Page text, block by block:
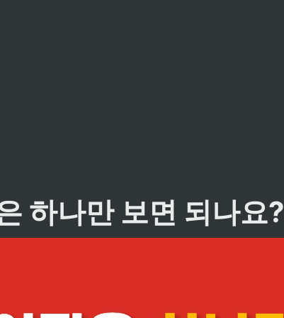
하나만 보면 되나요?